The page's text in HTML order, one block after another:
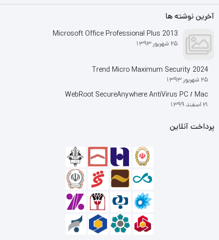
آخرین نوشته ها
Microsoft Office Professional Plus 2013
25 شهریور 1393
Trend Micro Maximum Security 2024
25 شهریور 1393
WebRoot SecureAnywhere AntiVirus PC / Mac
21 اسفند 1399
پرداخت آنلاین